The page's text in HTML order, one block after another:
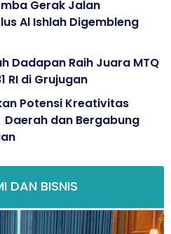
Gerak Jalan
Al Ishlah Digembleng
Dadapan Raih Juara MTQ
RI di Grujugan
Potensi Kreativitas
dan Bergabung
DAN BISNIS